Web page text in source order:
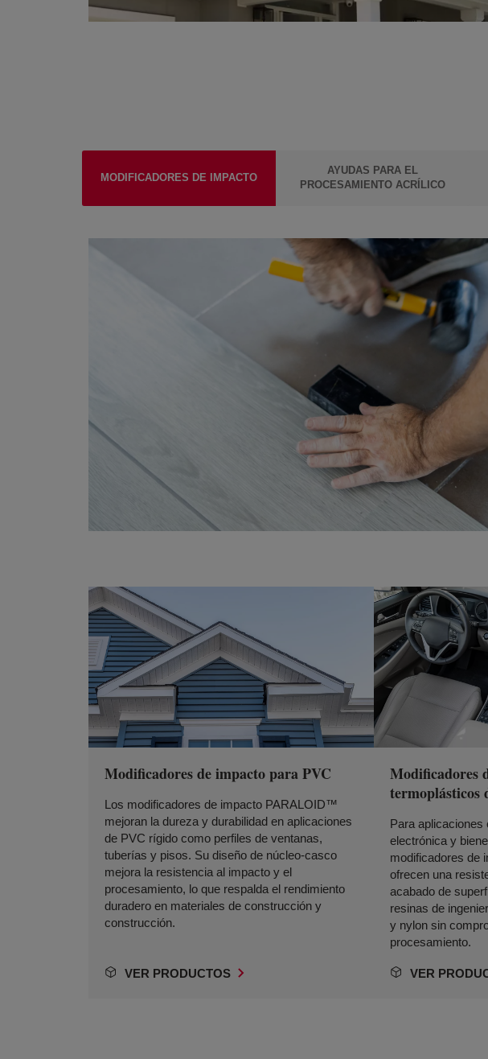
MODIFICADORES DE IMPACTO
AYUDAS PARA EL
PROCESAMIENTO ACRÍLICO
Modificadores de impacto para PVC
Los modificadores de impacto PARALOID™
mejoran la dureza y durabilidad en aplicaciones
de PVC rígido como perfiles de ventanas,
tuberías y pisos. Su diseño de núcleo-casco
mejora la resistencia al impacto y el
procesamiento, lo que respalda el rendimiento
duradero en materiales de construcción y
construcción.
VER PRODUCTOS
Modificadores
termoplásticos
Para aplicaciones
electrónica y
modificadores de
ofrecen una
acabado de
resinas de
y nylon sin
procesamiento.
VER